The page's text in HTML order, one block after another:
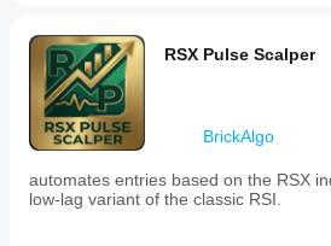
RSX Pulse Scalper
BrickAlgo
automates entries based on the RSX
low-lag variant of the classic RSI.